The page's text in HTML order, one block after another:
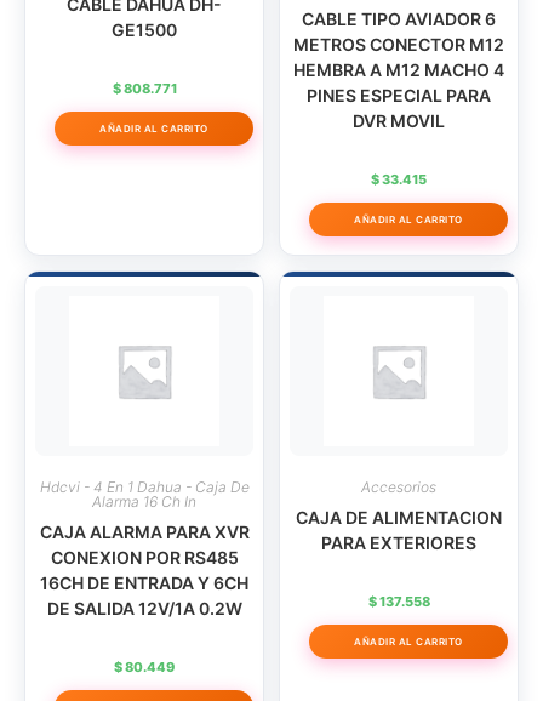
CABLE DAHUA DH-
GE1500
$808.771
AÑADIR AL CARRITO
CABLE TIPO AVIADOR 6
METROS CONECTOR M12
HEMBRA A M12 MACHO 4
PINES ESPECIAL PARA
DVR MOVIL
$33.415
AÑADIR AL CARRITO
Hdcvi - 4 En 1 Dahua - Caja De
Alarma 16 Ch In
CAJA ALARMA PARA XVR
CONEXION POR RS485
16CH DE ENTRADA Y 6CH
DE SALIDA 12V/1A 0.2W
$80.449
Accesorios
CAJA DE ALIMENTACION
PARA EXTERIORES
$137.558
AÑADIR AL CARRITO